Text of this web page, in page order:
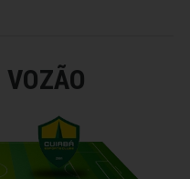
VOZÃO